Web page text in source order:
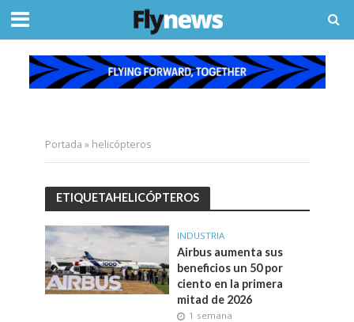
Portada » helicópteros
ETIQUETAHELICÓPTEROS
INDUSTRIA
Airbus aumenta sus
beneficios un 50 por
ciento en la primera
mitad de 2026
1 semana